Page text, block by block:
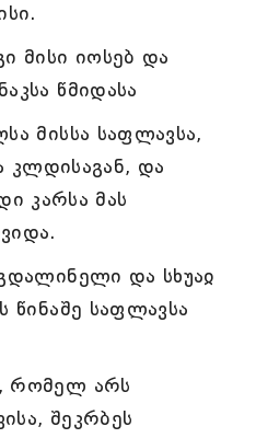
მისი იოსებ და
წმიდასა
მისსა საფლავსა,
კლდისაგან, და
კარსა მას
და სხუაჲ
წინაშე საფლავსა
რომელ არს
შეკრბეს